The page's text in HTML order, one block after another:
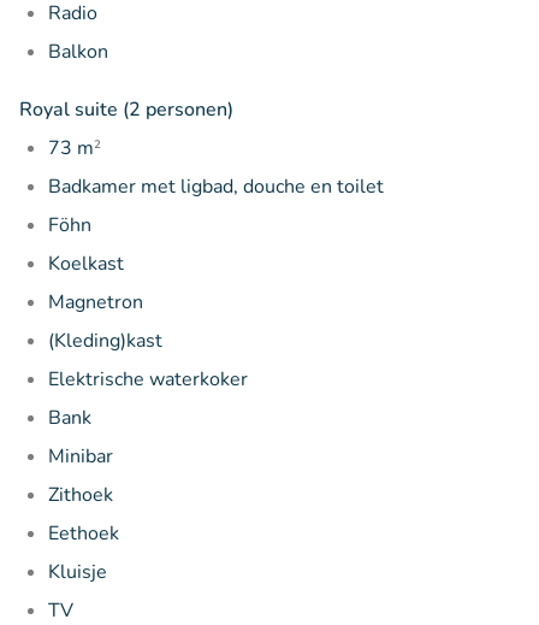
Radio
Balkon
Royal suite (2 personen)
73 m²
Badkamer met ligbad, douche en toilet
Föhn
Koelkast
Magnetron
(Kleding)kast
Elektrische waterkoker
Bank
Minibar
Zithoek
Eethoek
Kluisje
TV